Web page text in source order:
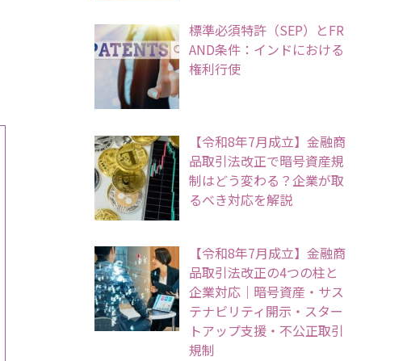
標準必須特許（SEP）とFR
AND条件：インドにおける
権利行使
【令和8年7月成立】金融商
品取引法改正で暗号資産規
制はどう変わる？企業が取
るべき対応を解説
【令和8年7月成立】金融商
品取引法改正の4つの柱と
企業対応｜暗号資産・サス
テナビリティ開示・スター
トアップ支援・不公正取引
規制